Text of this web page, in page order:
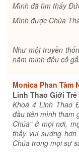
Mình đã tìm thấy
Mình được Chúa
Như một truyền
năm mình đều cố
Monica Phan Tâm
Linh Thao Giới
Khoá 4 Linh Thao
đầu tiên mình tham
Chúa" ở mọi nơi,
thấy vui sướng
Chúa trong mọi sự